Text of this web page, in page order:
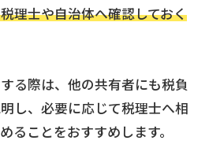
理士や自治体へ確認しておく
る際は、他の共有者にも税負
し、必要に応じて税理士へ相
ることをおすすめします。